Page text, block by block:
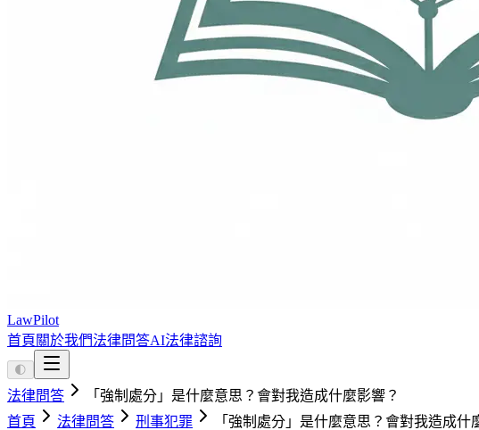
LawPilot
首頁 關於我們法律問答AI法律諮詢
🌓
法律問答
「強制處分」是什麼意思？會對我造成什麼影響？
首頁
法律問答 刑事犯罪
「強制處分」是什麼意思？會對我造成什